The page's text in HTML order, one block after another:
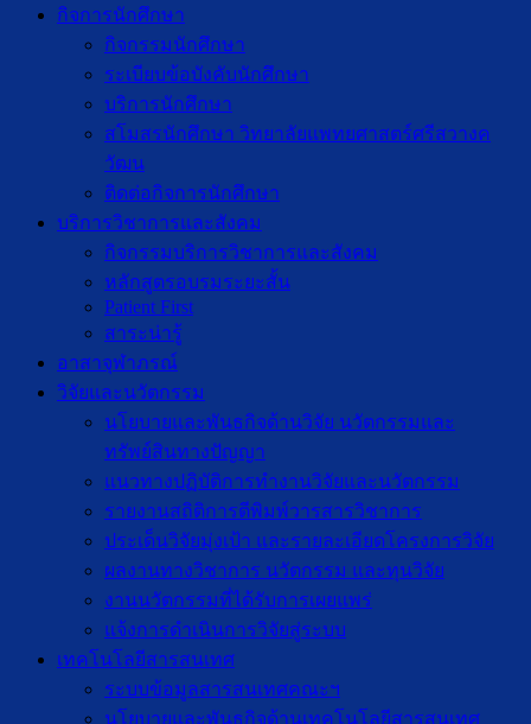
กิจการนักศึกษา
กิจกรรมนักศึกษา
ระเบียบข้อบังคับนักศึกษา
บริการนักศึกษา
สโมสรนักศึกษา วิทยาลัยแพทยศาสตร์ศรีสวางค
วัฒน
ติดต่อกิจการนักศึกษา
บริการวิชาการและสังคม
กิจกรรมบริการวิชาการและสังคม
หลักสูตรอบรมระยะสั้น
Patient First
สาระน่ารู้
อาสาจุฬาภรณ์
วิจัยและนวัตกรรม
นโยบายและพันธกิจด้านวิจัย นวัตกรรมและ
ทรัพย์สินทางปัญญา
แนวทางปฏิบัติการทำงานวิจัยและนวัตกรรม
รายงานสถิติการตีพิมพ์วารสารวิชาการ
ประเด็นวิจัยมุ่งเป้า และรายละเอียดโครงการวิจัย
ผลงานทางวิชาการ นวัตกรรม และทุนวิจัย
งานนวัตกรรมที่ได้รับการเผยแพร่
แจ้งการดำเนินการวิจัยสู่ระบบ
เทคโนโลยีสารสนเทศ
ระบบข้อมูลสารสนเทศคณะฯ
นโยบายและพันธกิจด้านเทคโนโลยีสารสนเทศ